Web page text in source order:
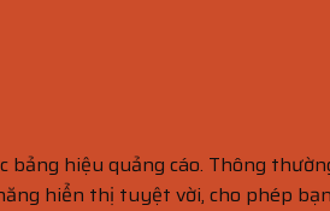
hiệu quảng cáo. Thông
hiển thị tuyệt vời, cho phép